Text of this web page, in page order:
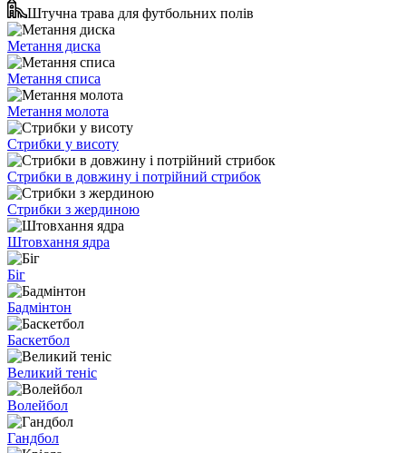
Штучна трава для футбольних полів
Метання диска
Метання списа
Метання молота
Стрибки у висоту
Стрибки в довжину і потрійний стрибок
Стрибки з жердиною
Штовхання ядра
Біг
Бадмінтон
Баскетбол
Великий теніс
Волейбол
Гандбол